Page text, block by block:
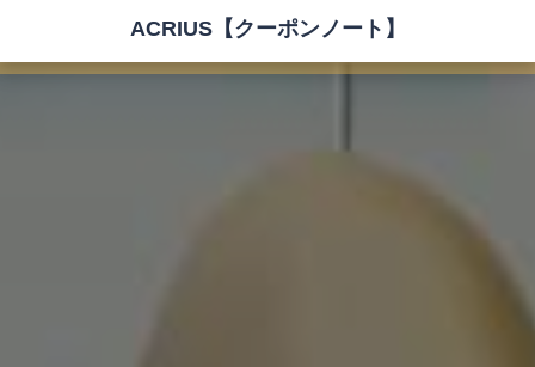
ACRIUS【クーポンノート】